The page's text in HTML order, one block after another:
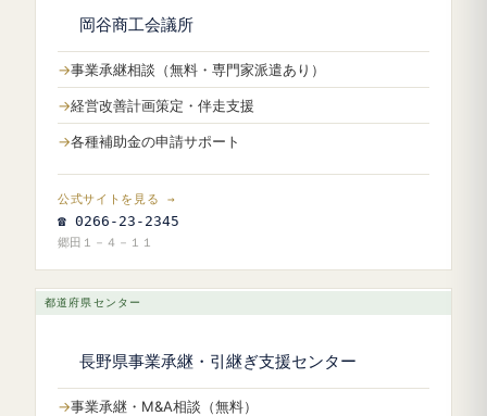
岡谷商工会議所
事業承継相談（無料・専門家派遣あり）
経営改善計画策定・伴走支援
各種補助金の申請サポート
公式サイトを見る →
☎ 0266-23-2345
郷田１－４－１１
都道府県センター
長野県事業承継・引継ぎ支援センター
事業承継・M&A相談（無料）